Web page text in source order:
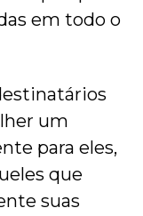
em todo o
um
para eles,
que
suas